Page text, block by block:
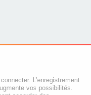
L’enregistrement
vos possibilités.